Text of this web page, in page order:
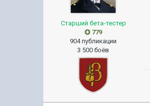
Старший бета-тестер
779
904 публикации
3 500 боёв